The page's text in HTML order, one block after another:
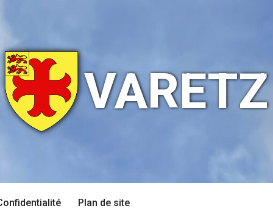
VARETZ
Plan de site